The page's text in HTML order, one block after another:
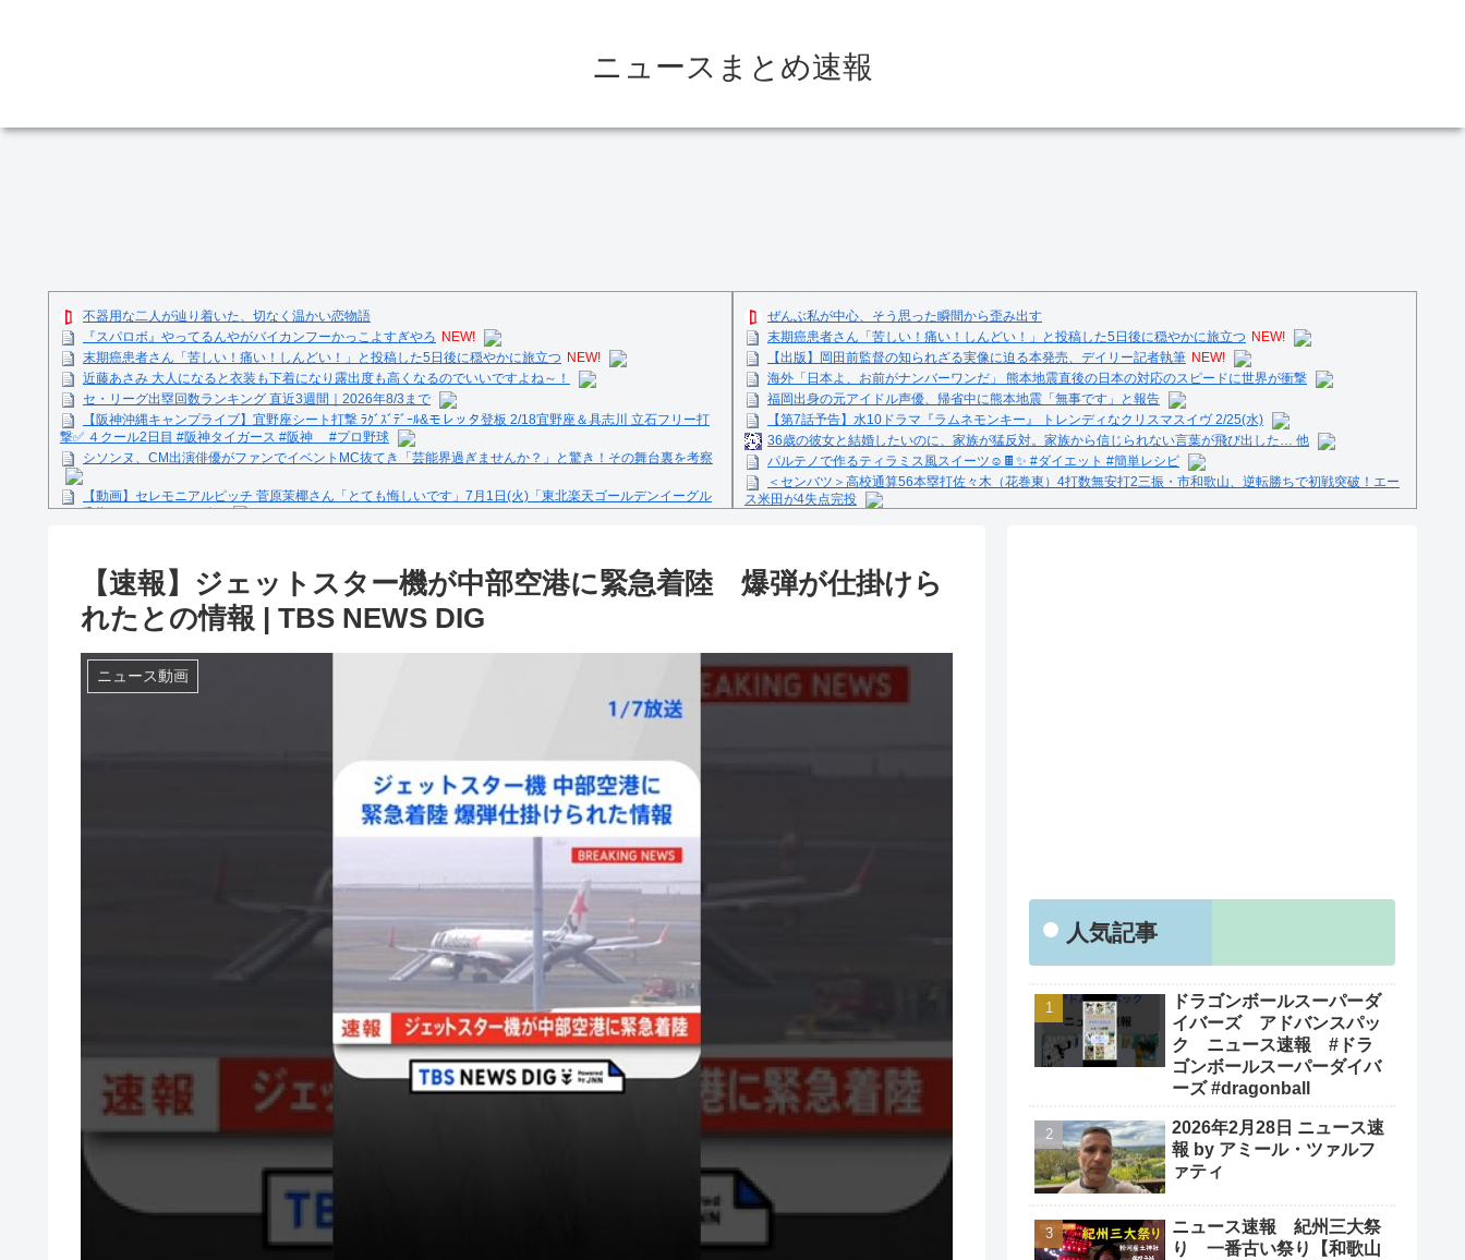
ニュースまとめ速報
不器用な二人が辿り着いた、切なく温かい恋物語
『スパロボ』やってるんやがバイカンフーかっこよすぎやろ NEW!
末期癌患者さん「苦しい！痛い！しんどい！」と投稿した5日後に穏やかに旅立つ NEW!
近藤あさみ 大人になると衣装も下着になり露出度も高くなるのでいいですよね～！
セ・リーグ出塁回数ランキング 直近3週間｜2026年8/3まで
【阪神沖縄キャンプライブ】宜野座シート打撃 ﾗｸﾞｽﾞﾃﾞｰﾙ&モレッタ登板 2/18宜野座＆具志川 立石フリー打
撃✅ ４クール2日目 #阪神タイガース #阪神 #プロ野球
シソンヌ、CM出演俳優がファンでイベントMC抜てき「芸能界過ぎませんか？」と驚き！その舞台裏を考察
【動画】セレモニアルピッチ 菅原茉椰さん「とても悔しいです」7月1日(火)「東北楽天ゴールデンイーグル
ス×千葉ロッテマリーンズ」
Powered by livedoor 相互RSS
ぜんぶ私が中心、そう思った瞬間から歪み出す
末期癌患者さん「苦しい！痛い！しんどい！」と投稿した5日後に穏やかに旅立つ NEW!
【出版】岡田前監督の知られざる実像に迫る本発売、デイリー記者執筆 NEW!
海外「日本よ、お前がナンバーワンだ」 熊本地震直後の日本の対応のスピードに世界が衝撃
福岡出身の元アイドル声優、帰省中に熊本地震「無事です」と報告
【第7話予告】水10ドラマ『ラムネモンキー』 トレンディなクリスマスイヴ 2/25(水)
36歳の彼女と結婚したいのに、家族が猛反対。家族から信じられない言葉が飛び出した… 他
パルテノで作るティラミス風スイーツ☺️🍫✨ #ダイエット #簡単レシピ
＜センバツ＞高校通算56本塁打佐々木（花巻東）4打数無安打2三振・市和歌山、逆転勝ちで初戦突破！エー
ス米田が4失点完投
【速報】ジェットスター機が中部空港に緊急着陸 爆弾が仕掛けら
れたとの情報 | TBS NEWS DIG
ニュース動画
人気記事
ドラゴンボールスーパーダ
イバーズ アドバンスパッ
ク ニュース速報 #ドラ
ゴンボールスーパーダイバ
ーズ #dragonball
2026年2月28日 ニュース速
報 by アミール・ツァルフ
ァティ
ニュース速報 紀州三大祭
り 一番古い祭り【和歌山